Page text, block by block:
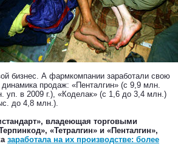
бизнес. А фармкомпании заработали свою
продаж: «Пенталгин» (с 9,9 млн.
уп. в 2009 г.), «Коделак» (с 1,6 до 3,4 млн.)
до 4,8 млн.).
владеющая торговыми
«Тетралгин» и «Пенталгин»,
заработала на их производстве: более